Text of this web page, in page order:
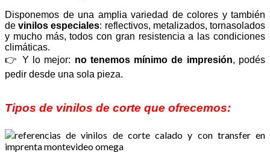
Disponemos de una amplia variedad de colores y también
devinilos especiales: reflectivos, metalizados, tornasolados
y mucho más, todos con gran resistencia a las condiciones
climáticas.
👉 Y lo mejor: no tenemos mínimo de impresión, podés
pedir desde una sola pieza.
Tipos de vinilos de corte que ofrecemos: